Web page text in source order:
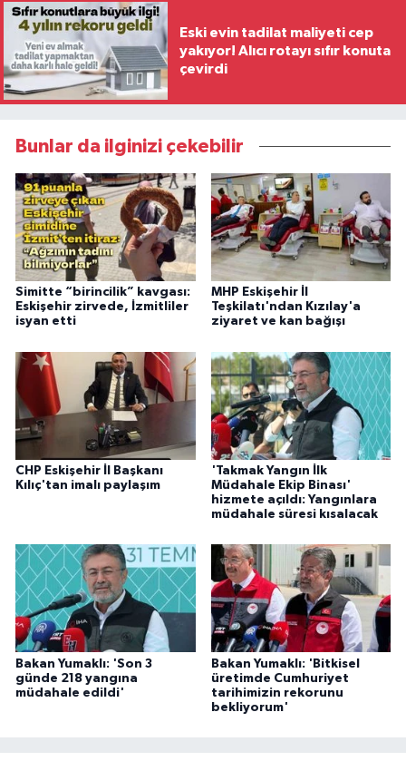
Eski evin tadilat maliyeti cep
yakıyor! Alıcı rotayı sıfır konuta
çevirdi
Bunlar da ilginizi çekebilir
Simitte “birincilik” kavgası:
Eskişehir zirvede, İzmitliler
isyan etti
MHP Eskişehir İl
Teşkilatı'ndan Kızılay'a
ziyaret ve kan bağışı
CHP Eskişehir İl Başkanı
Kılıç'tan imalı paylaşım
'Takmak Yangın İlk
Müdahale Ekip Binası'
hizmete açıldı: Yangınlara
müdahale süresi kısalacak
Bakan Yumaklı: 'Son 3
günde 218 yangına
müdahale edildi'
Bakan Yumaklı: 'Bitkisel
üretimde Cumhuriyet
tarihimizin rekorunu
bekliyorum'